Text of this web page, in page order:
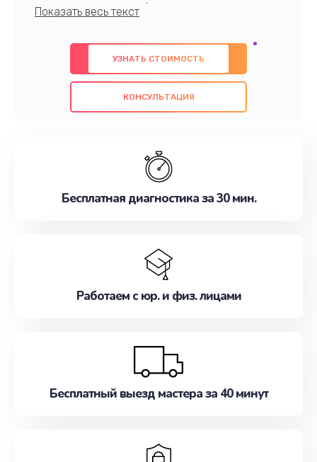
профессионалов с обширными знаниями и
предлагаем быстрый и качественный ремонт с
использованием оригинальных компонентов, а
также гарантируем качество всех
проведенных работ. Наша цель - предоставить
наилучшим образом. Не медлите записаться на
УЗНАТЬ СТОИМОСТЬ
КОНСУЛЬТАЦИЯ
Бесплатная диагностика за 30 мин.
Работаем с юр. и физ. лицами
Бесплатный выезд мастера за 40 минут